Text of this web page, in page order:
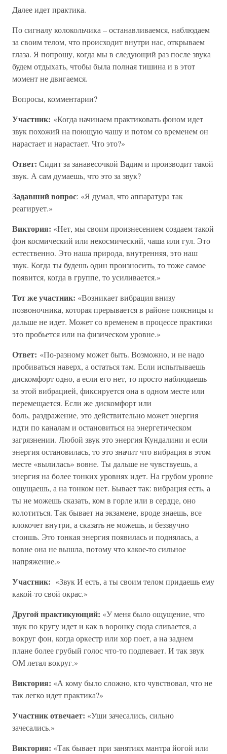
Далее идет практика.
По сигналу колокольчика – останавливаемся, наблюдаем
за своим телом, что происходит внутри нас, открываем
глаза. Я попрошу, когда мы в следующий раз после звука
будем отдыхать, чтобы была полная тишина и в этот
момент не двигаемся.
Вопросы, комментарии?
Участник: «Когда начинаем практиковать фоном идет
звук похожий на поющую чашу и потом со временем он
нарастает и нарастает. Что это?»
Ответ: Сидит за занавесочкой Вадим и производит такой
звук. А сам думаешь, что это за звук?
Задавший вопрос: «Я думал, что аппаратура так
реагирует.»
Виктория: «Нет, мы своим произнесением создаем такой
фон космический или некосмический, чаша или гул. Это
естественно. Это наша природа, внутренняя, это наш
звук. Когда ты будешь один произносить, то тоже самое
появится, когда в группе, то усиливается.»
Тот же участник: «Возникает вибрация внизу
позвоночника, которая прерывается в районе поясницы и
дальше не идет. Может со временем в процессе практики
это пробьется или на физическом уровне.»
Ответ: «По-разному может быть. Возможно, и не надо
пробиваться наверх, а остаться там. Если испытываешь
дискомфорт одно, а если его нет, то просто наблюдаешь
за этой вибрацией, фиксируется она в одном месте или
перемещается. Если же дискомфорт или
боль, раздражение, это действительно может энергия
идти по каналам и остановиться на энергетическом
загрязнении. Любой звук это энергия Кундалини и если
энергия остановилась, то это значит что вибрация в этом
месте «вылилась» вовне. Ты дальше не чувствуешь, а
энергия на более тонких уровнях идет. На грубом уровне
ощущаешь, а на тонком нет. Бывает так: вибрация есть, а
ты не можешь сказать, ком в горле или в сердце, оно
колотиться. Так бывает на экзамене, вроде знаешь, все
клокочет внутри, а сказать не можешь, и беззвучно
стоишь. Это тонкая энергия появилась и поднялась, а
вовне она не вышла, потому что какое-то сильное
напряжение.»
Участник: «Звук И есть, а ты своим телом придаешь ему
какой-то свой окрас.»
Другой практикующий: «У меня было ощущение, что
звук по кругу идет и как в воронку сюда сливается, а
вокруг фон, когда оркестр или хор поет, а на заднем
плане более грубый голос что-то подпевает. И так звук
ОМ летал вокруг.»
Виктория: «А кому было сложно, кто чувствовал, что не
так легко идет практика?»
Участник отвечает: «Уши зачесались, сильно
зачесались.»
Виктория: «Так бывает при занятиях мантра йогой или